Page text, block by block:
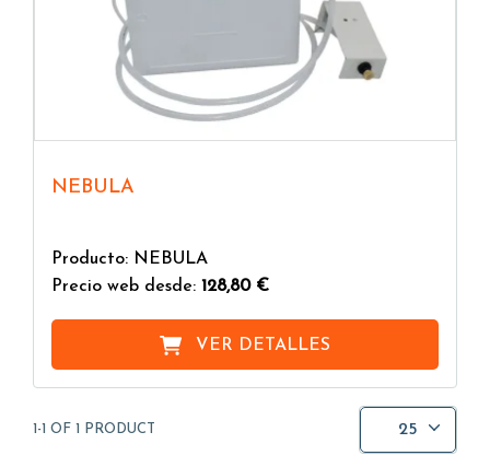
NEBULA
Producto: NEBULA
Precio web desde: 128,80 €
VER DETALLES
1-1 OF 1 PRODUCT 25